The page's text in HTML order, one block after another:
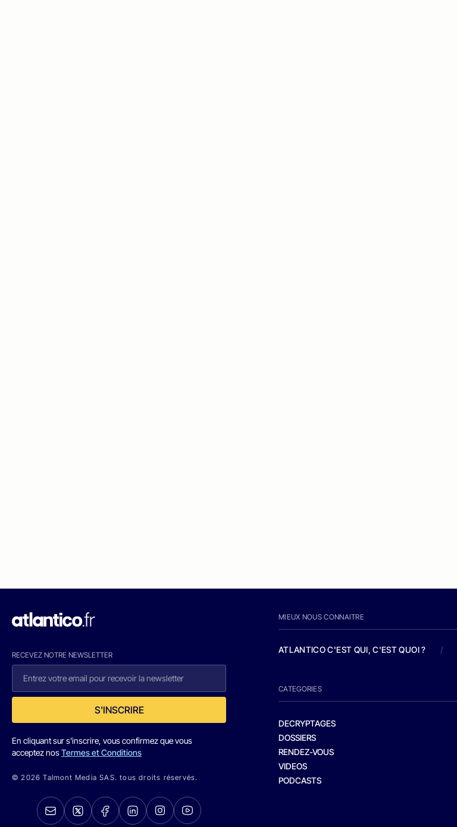
RECEVEZ NOTRE NEWSLETTER
S'INSCRIRE
En cliquant sur s'inscrire, vous confirmez que vous
acceptez nosTermes et Conditions
© 2026 Talmont Media SAS. tous droits réservés.
MIEUX NOUS CONNAITRE
ATLANTICO C'EST QUI, C'EST QUOI ? /
CATEGORIES
DECRYPTAGES
DOSSIERS
RENDEZ-VOUS
VIDEOS
PODCASTS